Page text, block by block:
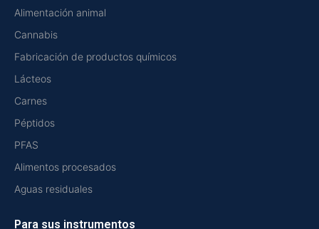
Alimentación animal
Cannabis
Fabricación de productos químicos
Lácteos
Carnes
Péptidos
PFAS
Alimentos procesados
Aguas residuales
Para sus instrumentos